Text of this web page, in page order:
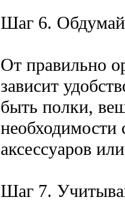
Шаг 6.
От правильно
зависит
быть полки,
необходимости
аксессуаров
Шаг 7.